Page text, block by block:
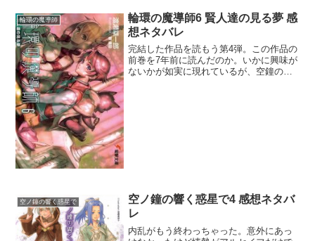
輪環の魔導師
輪環の魔導師6 賢人達の見る夢 感
想ネタバレ
完結した作品を読もう第4弾。この作品の
前巻を7年前に読んだのか。いかに興味が
ないかが如実に現れているが、空鐘の作
空ノ鐘の響く惑星で
空ノ鐘の響く惑星で4 感想ネタバ
レ
内乱がもう終わっちゃった。意外にあっ